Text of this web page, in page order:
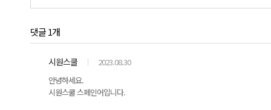
댓글 1개
시원스쿨
2023.08.30
안녕하세요.
시원스쿨 스페인어입니다.